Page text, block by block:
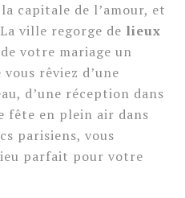
capitale de l’amour, et
ville regorge de lieux
votre mariage un
rêviez d’une
d’une réception dans
fête en plein air dans
parisiens, vous
parfait pour votre